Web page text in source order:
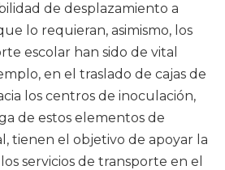
de desplazamiento a
lo requieran, asimismo, los
escolar han sido de vital
en el traslado de cajas de
los centros de inoculación,
de estos elementos de
tienen el objetivo de apoyar la
servicios de transporte en el